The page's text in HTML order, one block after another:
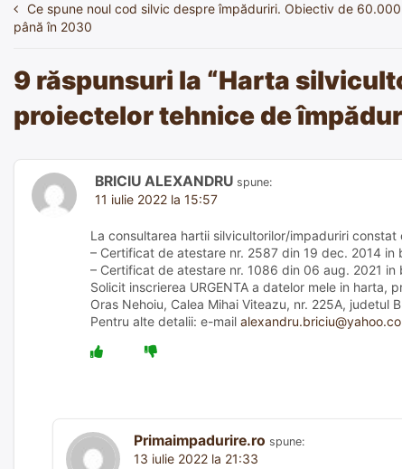
Navigare
articole
Ce spune noul cod silvic despre împăduriri. Obiectiv de
până în 2030
9 răspunsuri la “Harta
proiectelor tehnice de
BRICIU ALEXANDRU spune:
11 iulie 2022 la 15:57
La consultarea hartii silvicultorilor/impaduriri
– Certificat de atestare nr. 2587 din 19 dec. 2014
– Certificat de atestare nr. 1086 din 06 aug. 2021
Solicit inscrierea URGENTA a datelor mele in
Oras Nehoiu, Calea Mihai Viteazu, nr. 225A, judetul
Pentru alte detalii: e-mail
Primaimpadurire.ro spune:
13 iulie 2022 la 21:33